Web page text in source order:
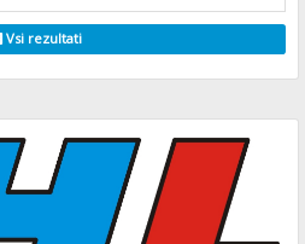
Vsi rezultati